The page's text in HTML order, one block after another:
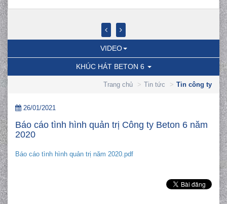
VIDEO
KHÚC HÁT BETON 6
Trang chủ Tin tức Tin công ty
26/01/2021
Báo cáo tình hình quản trị Công ty Beton 6 năm
2020
Báo cáo tình hình quản trị năm 2020.pdf